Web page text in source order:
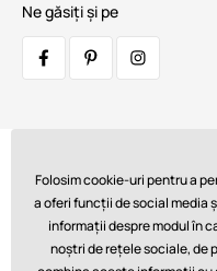
Ne găsiți și pe
Plăți:
Folosim cookie-uri pentru a
a oferi funcții de social media
informații despre modul în
noștri de rețele sociale, de